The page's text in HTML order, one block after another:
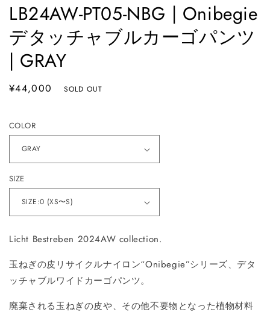
ア
(1)
を
LB24AW-PT05-NBG | Onibegie
デタッチャブルカーゴパンツ
| GRAY
通
格
¥44,000 SOLD OUT
COLOR
SIZE
Licht Bestreben 2024AW collection.
玉ねぎの皮リサイクルナイロン“Onibegie”シリーズ、デタ
ッチャブルワイドカーゴパンツ。
廃棄される玉ねぎの皮や、その他不要物となった植物材料